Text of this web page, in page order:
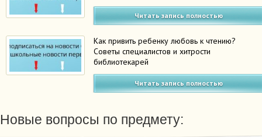
Читать запись полностью
Как привить ребенку любовь к чтению?
Советы специалистов и хитрости
библиотекарей
Читать запись полностью
Новые вопросы по предмету: